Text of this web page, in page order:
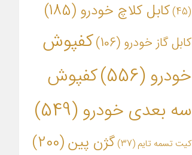
(45)
کابل کلاچ خودرو (185)
کابل گاز خودرو (106)
کفپوش
خودرو(556)
کفپوش
سه بعدی خودرو(549)
کیت تسمه تایم (37) گژن پین(200)